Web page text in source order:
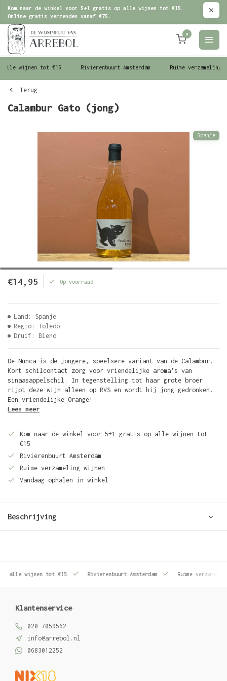
Kom naar de winkel voor 5+1 gratis op alle wijnen tot €15.
Online gratis verzenden vanaf €75.
0
wijnen tot €15 Rivierenbuurt Amsterdam Ruime verzameling
Terug
Calambur Gato (jong)
Spanje
€14,95 Op voorraad
Land: Spanje
Regio: Toledo
Druif: Blend
De Nunca is de jongere, speelsere variant van de Calambur.
Kort schilcontact zorg voor vriendelijke aroma's van
sinaasappelschil. In tegenstelling tot haar grote broer
rijpt deze wijn alleen op RVS en wordt hij jong gedronken.
Een vriendelijke Orange!
Lees meer
Kom naar de winkel voor 5+1 gratis op alle wijnen tot
€15
Rivierenbuurt Amsterdam
Ruime verzameling wijnen
Vandaag ophalen in winkel
Beschrijving
wijnen tot €15 Rivierenbuurt Amsterdam Ruime verzameling
Klantenservice
020-7059562
info@arrebol.nl
0683012252